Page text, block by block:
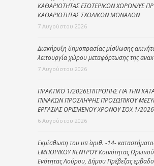
ΚΑΘΑΡΙΟΤΗΤΑΣ ΕΣΩΤΕΡΙΚΩΝ ΧΩΡΩΝ/ΥΕ
ΚΑΘΑΡΙΟΤΗΤΑΣ ΣΧΟΛΙΚΩΝ ΜΟΝΑΔΩΝ
7 Αυγούστου 2026
Διακήρυξη δημοπρασίας μίσθωσης
λειτουργία χώρου μεταφόρτωσης της
7 Αυγούστου 2026
ΠΡΑΚΤΙΚΟ 1/2026ΕΠΙΤΡΟΠΗΣ ΓΙΑ ΤΗΝ
ΠΙΝΑΚΩΝ ΠΡΟΣΛΗΨΗΣ ΠΡΟΣΩΠΙΚΟΥ
ΕΡΓΑΣΙΑΣ ΟΡΙΣΜΕΝΟΥ ΧΡΟΝΟΥ ΣΟΧ 1/2026
6 Αυγούστου 2026
Εκμίσθωση του υπ΄ αριθ. -14-
ΕΜΠΟΡΙΚΟΥ ΚΕΝΤΡΟΥ Κοινότητας
Ενότητας Λούρου, Δήμου Πρέβεζας